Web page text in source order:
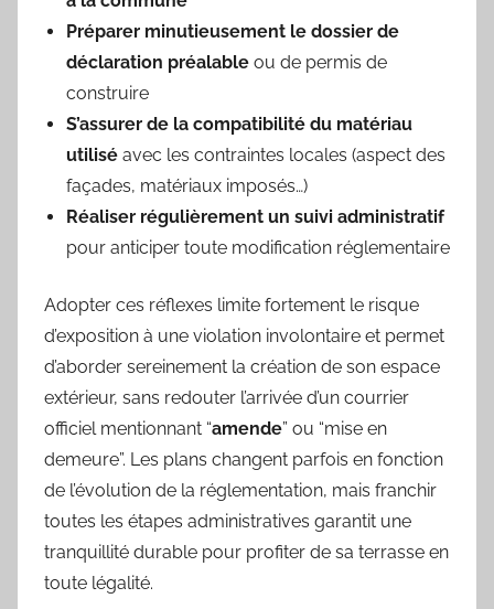
Préparer minutieusement le dossier de
déclaration préalable ou de permis de
construire
S’assurer de la compatibilité du matériau
utilisé avec les contraintes locales (aspect des
façades, matériaux imposés…)
Réaliser régulièrement un suivi administratif
pour anticiper toute modification réglementaire
Adopter ces réflexes limite fortement le risque
d’exposition à une violation involontaire et permet
d’aborder sereinement la création de son espace
extérieur, sans redouter l’arrivée d’un courrier
officiel mentionnant “amende” ou “mise en
demeure”. Les plans changent parfois en fonction
de l’évolution de la réglementation, mais franchir
toutes les étapes administratives garantit une
tranquillité durable pour profiter de sa terrasse en
toute légalité.